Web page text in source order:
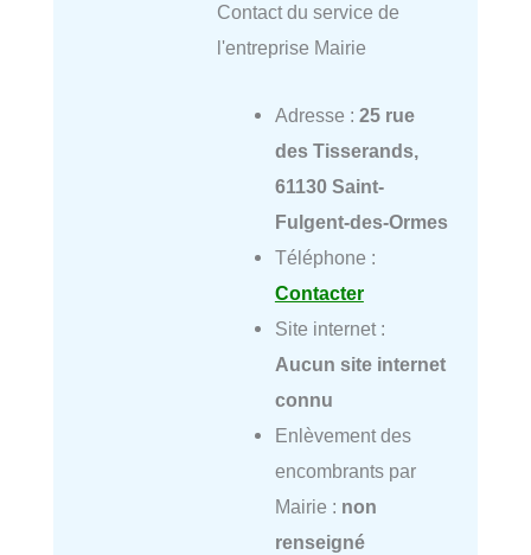
Contact du service de
l'entreprise Mairie
Adresse : 25 rue
des Tisserands,
61130 Saint-
Fulgent-des-Ormes
Téléphone :
Contacter
Site internet :
Aucun site internet
connu
Enlèvement des
encombrants par
Mairie : non
renseigné